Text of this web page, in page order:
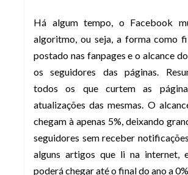
Há algum tempo, o Facebook
algoritmo, ou seja, a forma como
postado nas fanpages e o alcance
os seguidores das páginas.
todos os que curtem as
atualizações das mesmas. O
chegam à apenas 5%, deixando
seguidores sem receber
alguns artigos que li na internet,
poderá chegar até o final do ano a 0%.